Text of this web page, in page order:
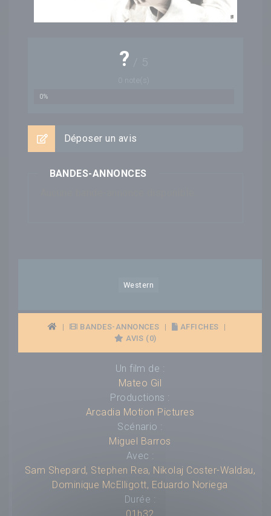
? / 5
note(s)
0%
Déposer un avis
BANDES-ANNONCES
Western
| BANDES-ANNONCES | AFFICHES
|
AVIS (0)
Un film de :
Mateo Gil
Productions :
Arcadia Motion Pictures
Scénario :
Miguel Barros
Avec :
Sam Shepard, Stephen Rea, Nikolaj Coster-Waldau,
Dominique McElligott, Eduardo Noriega
Durée :